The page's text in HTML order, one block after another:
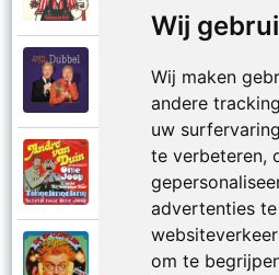
Wij
Wij maken
andere
uw
te verbeteren,
advertenties
om te
Andre Van Duin
Schijt maar in me
Andre Van Duin
Schrijf naar ome Joop
Andre Van Duin en Frans